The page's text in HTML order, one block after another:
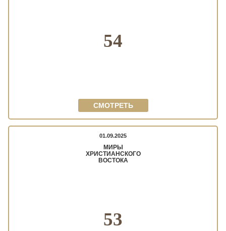
54
СМОТРЕТЬ
01.09.2025
МИРЫ
ХРИСТИАНСКОГО
ВОСТОКА
53